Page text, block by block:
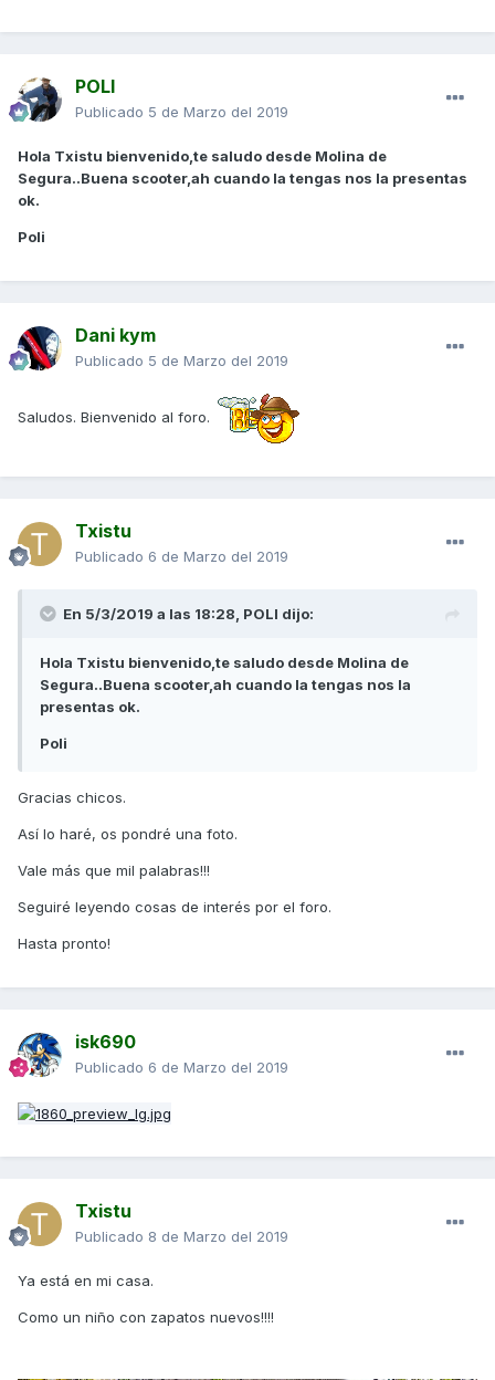
POLI
Publicado 5 de Marzo del 2019
Hola Txistu bienvenido,te saludo desde Molina de
Segura..Buena scooter,ah cuando la tengas nos la presentas
ok.
Poli
Dani kym
Publicado 5 de Marzo del 2019
Saludos. Bienvenido al foro.
Txistu
Publicado 6 de Marzo del 2019
En 5/3/2019 a las 18:28, POLI dijo:
Hola Txistu bienvenido,te saludo desde Molina de
Segura..Buena scooter,ah cuando la tengas nos la
presentas ok.
Poli
Gracias chicos.
Así lo haré, os pondré una foto.
Vale más que mil palabras!!!
Seguiré leyendo cosas de interés por el foro.
Hasta pronto!
isk690
Publicado 6 de Marzo del 2019
Txistu
Publicado 8 de Marzo del 2019
Ya está en mi casa.
Como un niño con zapatos nuevos!!!!